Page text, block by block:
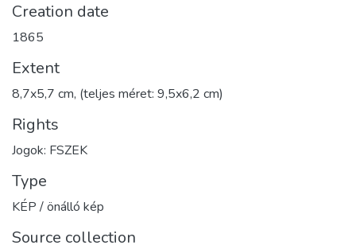
Creation date
1865
Extent
8,7x5,7 cm, (teljes méret: 9,5x6,2 cm)
Rights
Jogok: FSZEK
Type
KÉP / önálló kép
Source collection